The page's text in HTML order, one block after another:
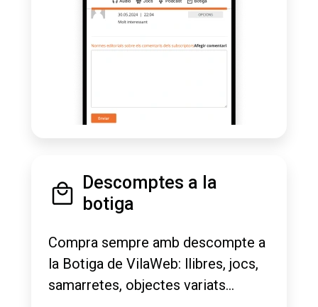
Descomptes a la
botiga
Compra sempre amb descompte a
la Botiga de VilaWeb: llibres, jocs,
samarretes, objectes variats...